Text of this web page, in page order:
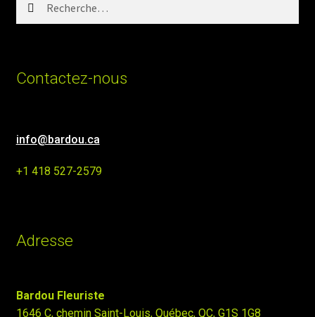
Contactez-nous
info@bardou.ca
+1 418 527-2579
Adresse
Bardou Fleuriste
1646 C, chemin Saint-Louis, Québec, QC, G1S 1G8